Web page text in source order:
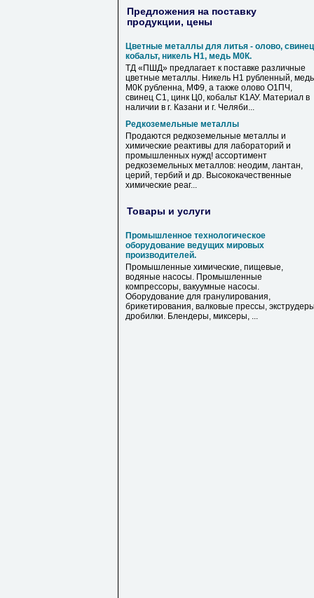
Предложения на поставку
продукции, цены
Цветные металлы для литья - олово,
кобальт, никель Н1, медь М0К.
ТД «ПШД» предлагает к поставке различные
цветные металлы. Никель Н1 рубленный, медь
М0К рубленна, МФ9, а также олово О1ПЧ,
свинец С1, цинк Ц0, кобальт К1АУ. Материал в
наличии в г. Казани и г. Челяби...
Редкоземельные металлы
Продаются редкоземельные металлы и
химические реактивы для лабораторий и
промышленных нужд! ассортимент
редкоземельных металлов: неодим, лантан,
церий, тербий и др. Высококачественные
химические реаг...
Товары и услуги
Промышленное технологическое
оборудование ведущих мировых
производителей.
Промышленные химические, пищевые,
водяные насосы. Промышленные
компрессоры, вакуумные насосы.
Оборудование для гранулирования,
брикетирования, валковые прессы,
дробилки. Блендеры, миксеры, ...